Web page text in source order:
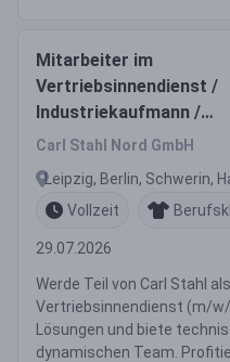
Mitarbeiter im
Vertriebsinnendienst /
Industriekaufmann /
Industriekauffrau /
Carl Stahl Nord GmbH
Leipzig, Berlin, Schwerin,
Vollzeit
29.07.2026
Werde Teil von Carl Stahl
Vertriebsinnendienst (m/
Lösungen und biete
dynamischen Team.